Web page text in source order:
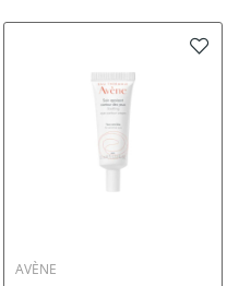
AVÈNE